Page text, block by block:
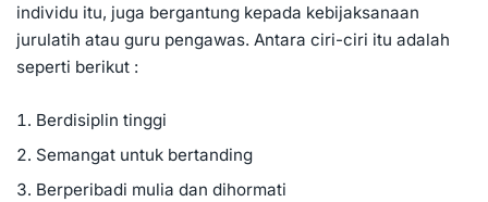
individu itu, juga bergantung kepada kebijaksanaan
jurulatih atau guru pengawas. Antara ciri-ciri itu adalah
seperti berikut :
Berdisiplin tinggi
Semangat untuk bertanding
Berperibadi mulia dan dihormati